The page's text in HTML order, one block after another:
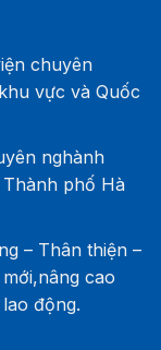
chuyên
vực và Quốc
nghành
phố Hà
– Thân thiện –
cao
động.